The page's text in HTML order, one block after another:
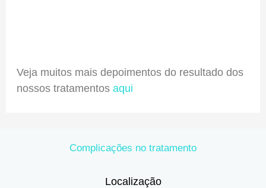
Veja muitos mais depoimentos do resultado dos
nossos tratamentos aqui
Complicações no tratamento
Localização